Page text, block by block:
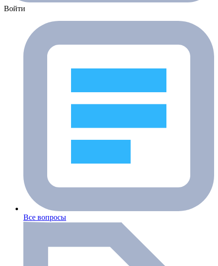
Войти
Все вопросы